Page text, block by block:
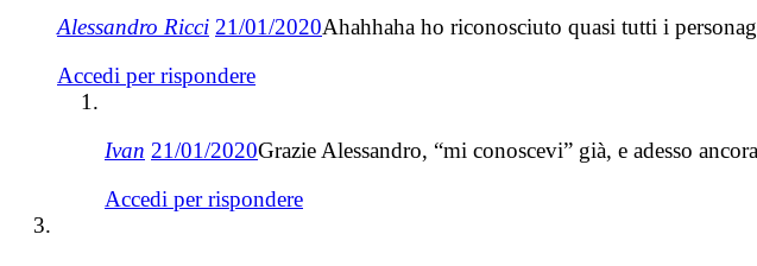
Alessandro Ricci 21/01/2020Ahahhaha ho riconosciuto quasi tutti i
Accedi per rispondere
Ivan 21/01/2020Grazie Alessandro, “mi conoscevi” già, e adesso
Accedi per rispondere